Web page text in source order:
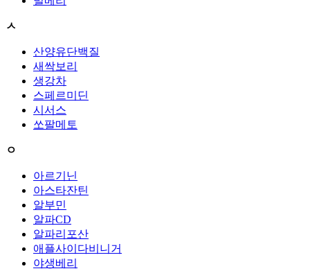
ㅅ
산양유단백질
새싹보리
생강차
스페르미딘
시서스
쏘팔메토
ㅇ
아르기닌
아스타잔틴
알부민
알파CD
알파리포산
애플사이다비니거
야생베리